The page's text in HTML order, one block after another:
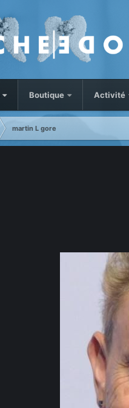
Boutique Activité
martin L gore